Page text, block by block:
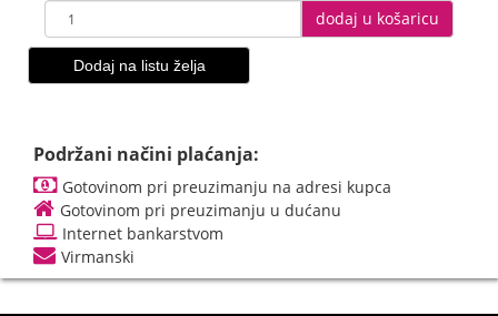
dodaj u košaricu
Dodaj na listu želja
Podržani načini plaćanja:
Gotovinom pri preuzimanju na adresi kupca
Gotovinom pri preuzimanju u dućanu
Internet bankarstvom
Virmanski